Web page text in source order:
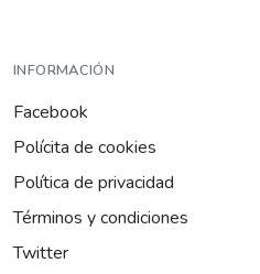
INFORMACIÓN
Facebook
Polícita de cookies
Política de privacidad
Términos y condiciones
Twitter